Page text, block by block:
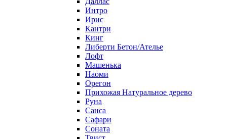
Интро
Ирис
Кантри
Кинг
Либерти Бетон/Ателье
Лофт
Машенька
Наоми
Орегон
Прихожая Натуральное дерево
Руна
Санса
Сафари
Соната